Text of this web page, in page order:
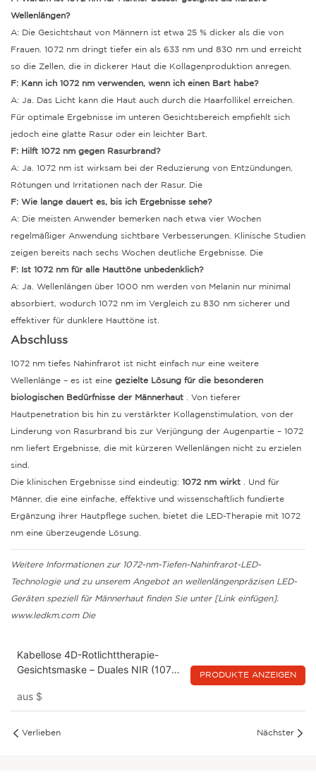
Wellenlängen?
A: Die Gesichtshaut von Männern ist etwa 25 % dicker als die von
Frauen. 1072 nm dringt tiefer ein als 633 nm und 830 nm und erreicht
so die Zellen, die in dickerer Haut die Kollagenproduktion anregen.
F: Kann ich 1072 nm verwenden, wenn ich einen Bart habe?
A: Ja. Das Licht kann die Haut auch durch die Haarfollikel erreichen.
Für optimale Ergebnisse im unteren Gesichtsbereich empfiehlt sich
jedoch eine glatte Rasur oder ein leichter Bart.
F: Hilft 1072 nm gegen Rasurbrand?
A: Ja. 1072 nm ist wirksam bei der Reduzierung von Entzündungen,
Rötungen und Irritationen nach der Rasur. Die
F: Wie lange dauert es, bis ich Ergebnisse sehe?
A: Die meisten Anwender bemerken nach etwa vier Wochen
regelmäßiger Anwendung sichtbare Verbesserungen. Klinische Studien
zeigen bereits nach sechs Wochen deutliche Ergebnisse. Die
F: Ist 1072 nm für alle Hauttöne unbedenklich?
A: Ja. Wellenlängen über 1000 nm werden von Melanin nur minimal
absorbiert, wodurch 1072 nm im Vergleich zu 830 nm sicherer und
effektiver für dunklere Hauttöne ist.
Abschluss
1072 nm tiefes Nahinfrarot ist nicht einfach nur eine weitere
Wellenlänge – es ist eine gezielte Lösung für die besonderen
biologischen Bedürfnisse der Männerhaut . Von tieferer
Hautpenetration bis hin zu verstärkter Kollagenstimulation, von der
Linderung von Rasurbrand bis zur Verjüngung der Augenpartie – 1072
nm liefert Ergebnisse, die mit kürzeren Wellenlängen nicht zu erzielen
sind.
Die klinischen Ergebnisse sind eindeutig: 1072 nm wirkt . Und für
Männer, die eine einfache, effektive und wissenschaftlich fundierte
Ergänzung ihrer Hautpflege suchen, bietet die LED-Therapie mit 1072
nm eine überzeugende Lösung.
Weitere Informationen zur 1072-nm-Tiefen-Nahinfrarot-LED-
Technologie und zu unserem Angebot an wellenlängenpräzisen LED-
Geräten speziell für Männerhaut finden Sie unter [Link einfügen].
www.ledkm.comDie
Kabellose 4D-Rotlichttherapie-
Gesichtsmaske – Duales NIR (1072
Orange 605 nm, wiederaufladbar
und kabellos für Zuhause und
unterwegs
aus $
PRODUKTE ANZEIGEN
Verlieben Nächster